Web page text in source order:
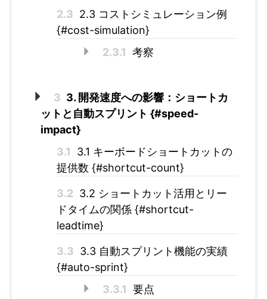
2.3 2.3 コストシミュレーション例
{#cost-simulation}
2.3.1 考察
3 3. 開発速度への影響：ショートカ
ットと自動スプリント {#speed-
impact}
3.1
3.1 キーボードショートカットの
提供数 {#shortcut-count}
3.2 3.2 ショートカット活用とリー
ドタイムの関係 {#shortcut-
leadtime}
3.3 3.3 自動スプリント機能の実績
{#auto-sprint}
3.3.1 要点